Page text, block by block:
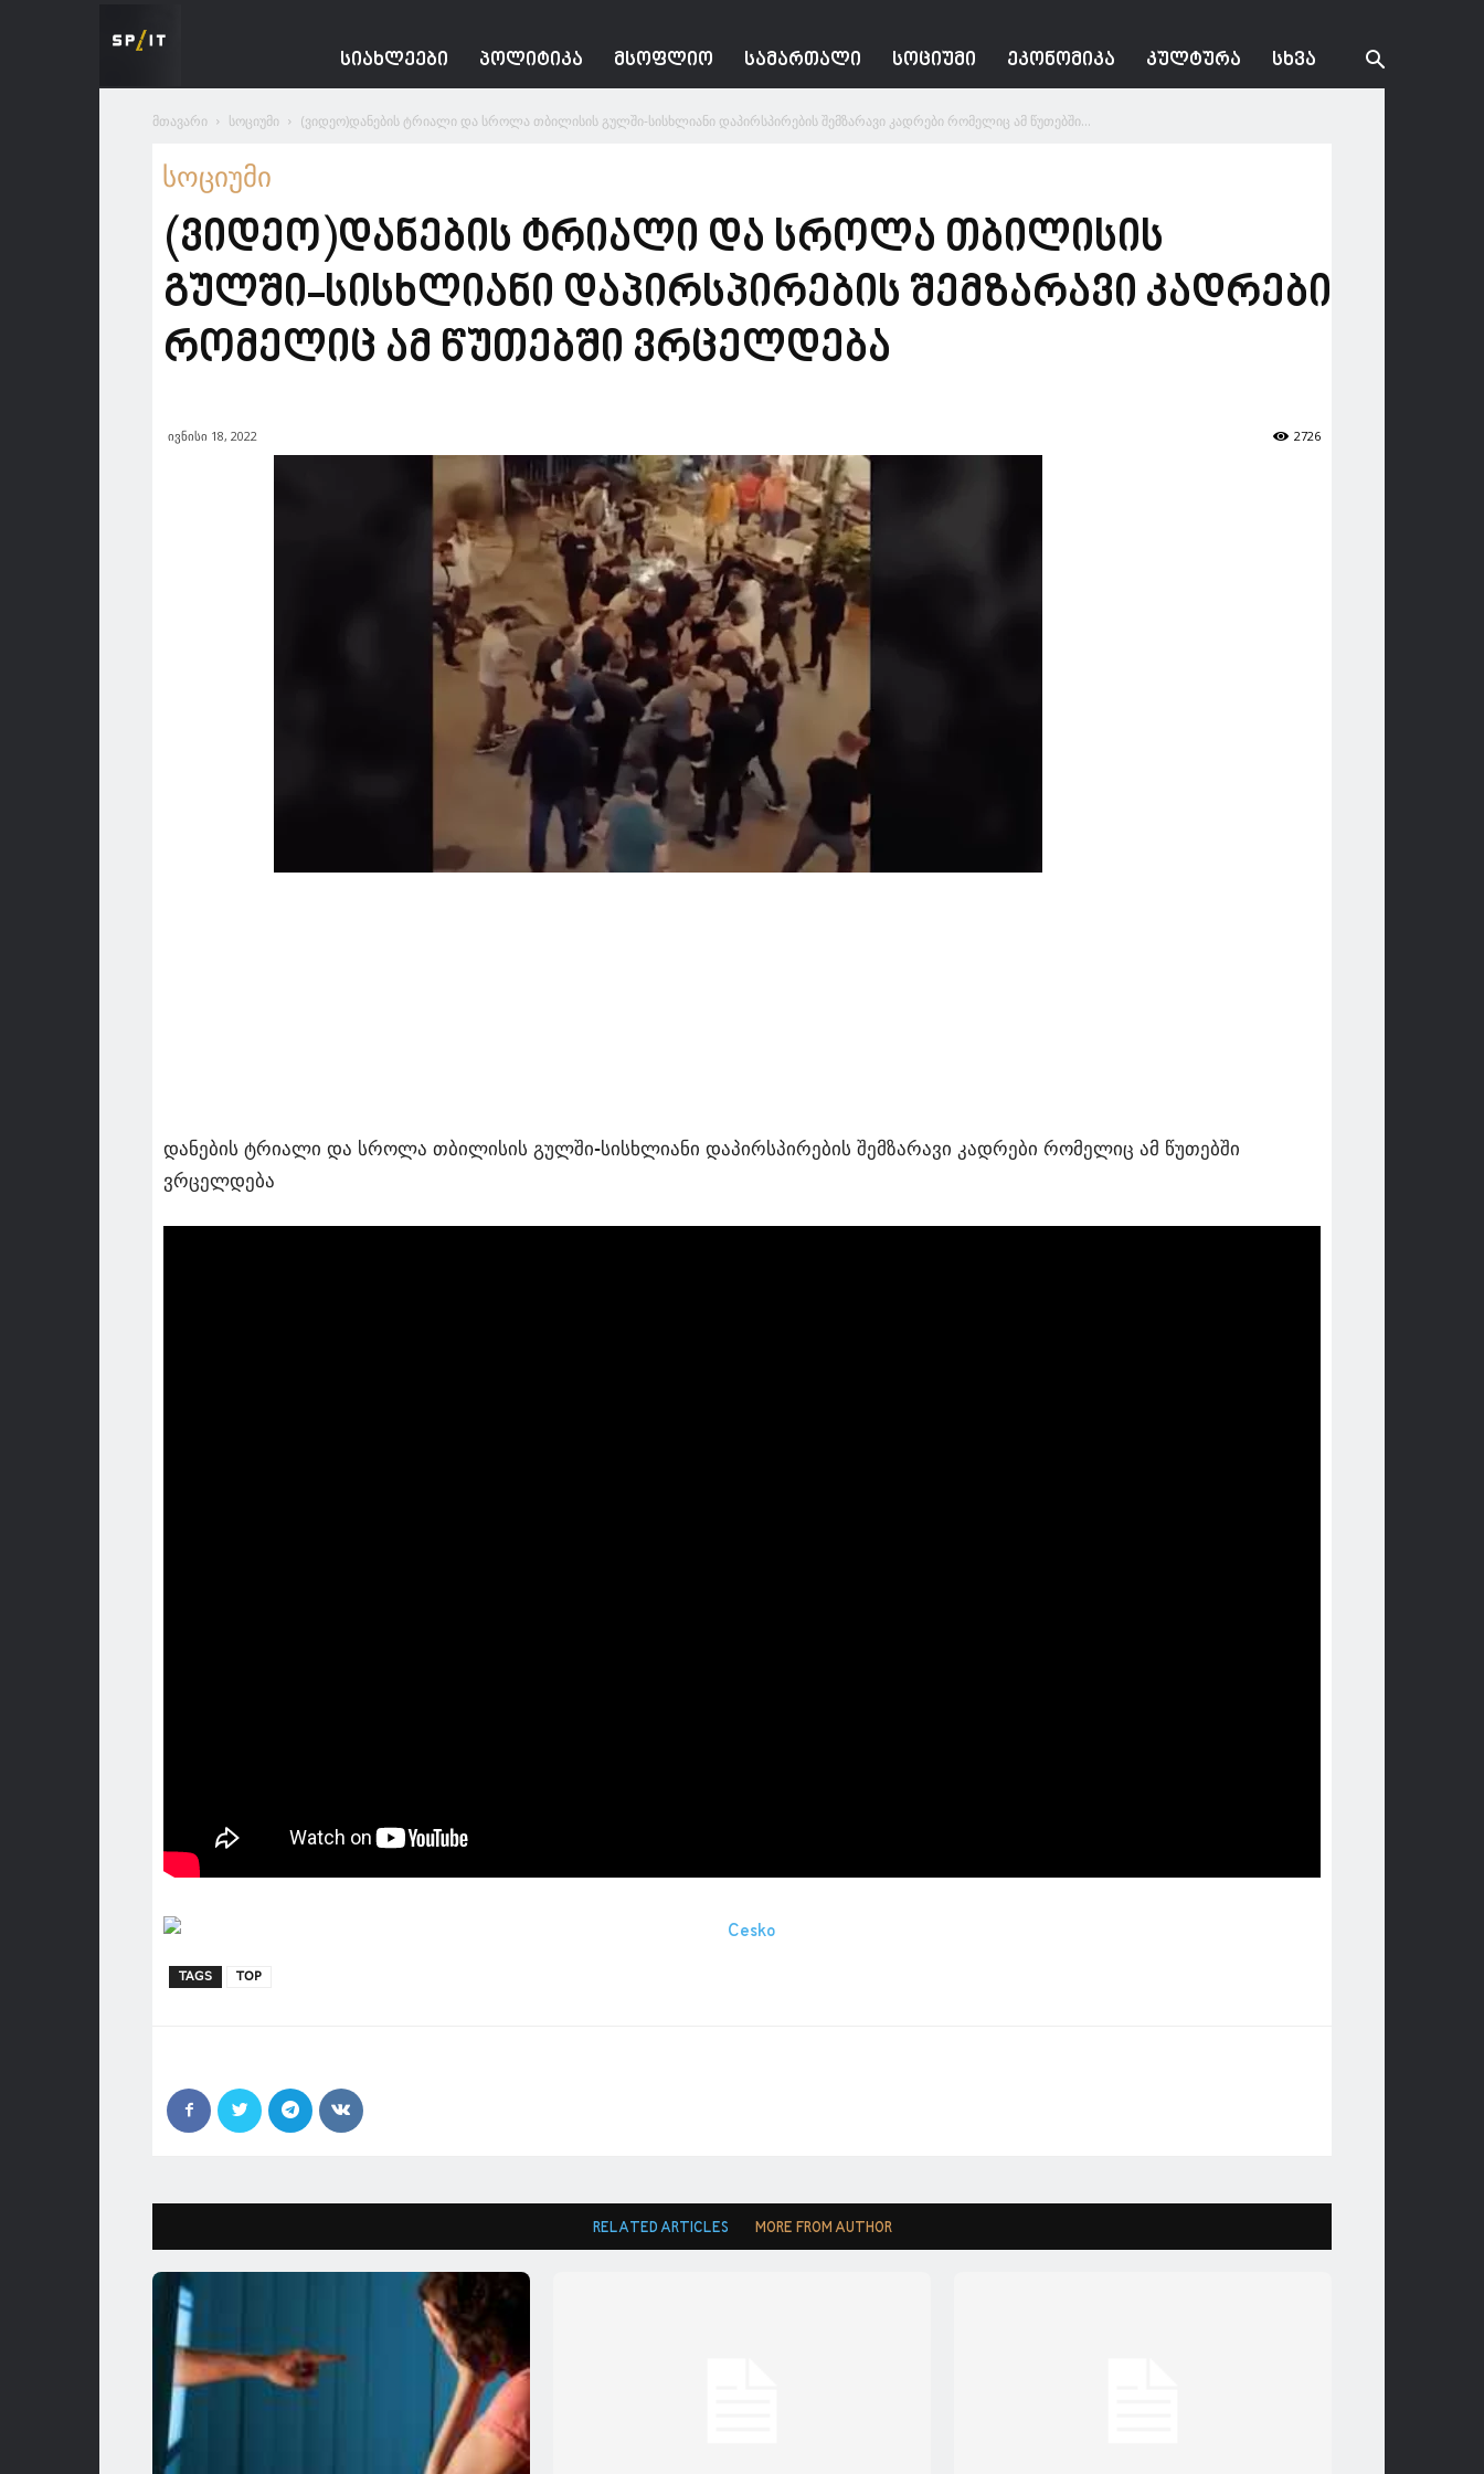
ᲡᲘᲐᲮᲚᲔᲔᲑᲘ ᲞᲝᲚᲘᲢᲘᲙᲐ ᲛᲡᲝᲤᲚᲘᲝ ᲡᲐᲛᲐᲠᲗᲐᲚᲘ ᲡᲝᲪᲘᲣᲛᲘ ᲔᲙᲝᲜᲝᲛᲘᲙᲐ ᲙᲣᲚᲢᲣᲠᲐ ᲡᲮᲕᲐ
მთავარი სოციუმი (ვიდეო)დანების ტრიალი და სროლა თბილისის გულში-სისხლიანი დაპირსპირების შემზარავი კადრები რომელიც ამ წუთებში...
სოციუმი
(ვიდეო)დანების ტრიალი და სროლა თბილისის
გულში-სისხლიანი დაპირსპირების შემზარავი კადრები
რომელიც ამ წუთებში ვრცელდება
ივნისი 18, 2022 2726
დანების ტრიალი და სროლა თბილისის გულში-სისხლიანი დაპირსპირების შემზარავი კადრები რომელიც ამ წუთებში
ვრცელდება
TAGS TOP
RELATED ARTICLES MORE FROM AUTHOR